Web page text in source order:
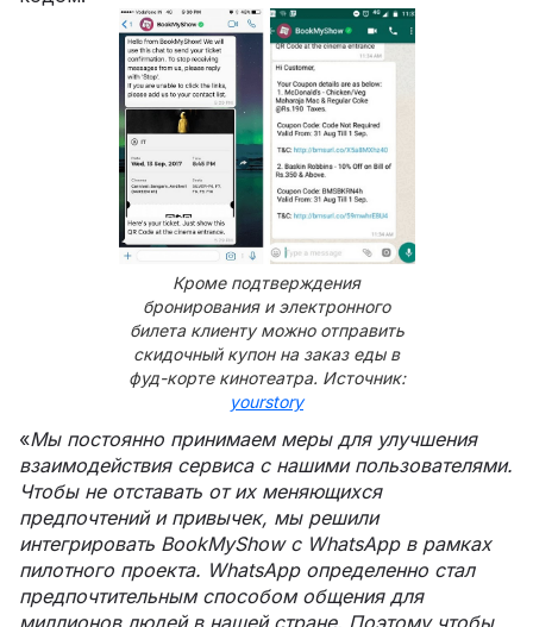
Кроме подтверждения
бронирования и электронного
билета клиенту можно отправить
скидочный купон на заказ еды в
фуд-корте кинотеатра. Источник:
yourstory
«Мы постоянно принимаем меры для улучшения
взаимодействия сервиса с нашими пользователями.
Чтобы не отставать от их меняющихся
предпочтений и привычек, мы решили
интегрировать BookMyShow с WhatsApp в рамках
пилотного проекта. WhatsApp определенно стал
предпочтительным способом общения для
миллионов людей в нашей стране. Поэтому чтобы